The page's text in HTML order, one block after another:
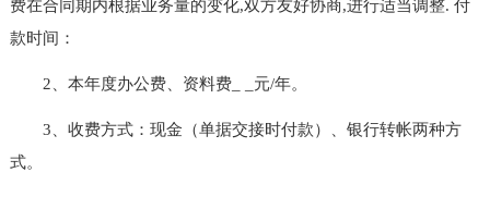
费在合同期内根据业务量的变化,双方友好协商,进行适当调整. 付
款时间：
2、本年度办公费、资料费_ _元/年。
3、收费方式：现金（单据交接时付款）、银行转帐两种方
式。